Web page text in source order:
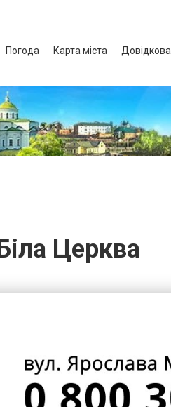
Погода Карта міста
Довідкова
Церква